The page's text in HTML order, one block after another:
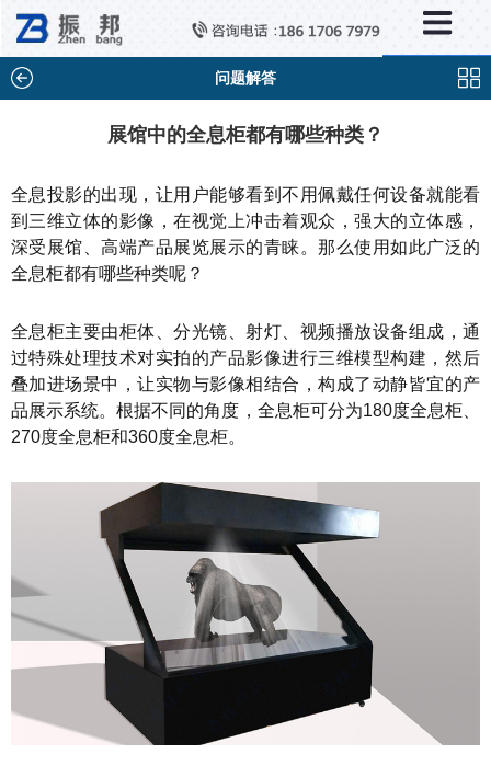
问题解答
展馆中的全息柜都有哪些种类？
全息投影的出现，让用户能够看到不用佩戴任何设备就能看
到三维立体的影像，在视觉上冲击着观众，强大的立体感，
深受展馆、高端产品展览展示的青睐。那么使用如此广泛的
全息柜都有哪些种类呢？
全息柜主要由柜体、分光镜、射灯、视频播放设备组成，通
过特殊处理技术对实拍的产品影像进行三维模型构建，然后
叠加进场景中，让实物与影像相结合，构成了动静皆宜的产
品展示系统。根据不同的角度，全息柜可分为180度全息柜、
270度全息柜和360度全息柜。
新闻中心
×
行业新闻
问题解答
百科知识